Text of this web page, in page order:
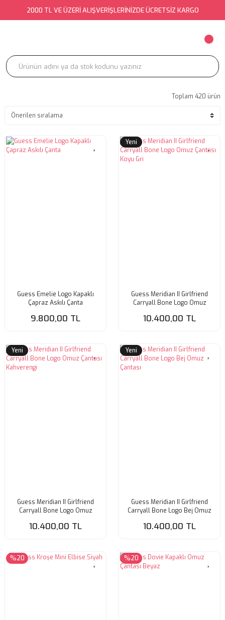
2000 TL VE ÜZERİ ALIŞVERİŞLERİNİZDE ÜCRETSİZ KARGO
Toplam 420 ürün
Guess Emelie Logo Kapaklı
Çapraz Askılı Çanta
9.800,00 TL
Yeni
Guess Meridian II Girlfriend
Carryall Bone Logo Omuz
10.400,00 TL
Yeni
Guess Meridian II Girlfriend
Carryall Bone Logo Omuz
10.400,00 TL
Yeni
Guess Meridian II Girlfriend
Carryall Bone Logo Bej Omuz
10.400,00 TL
%20 %20